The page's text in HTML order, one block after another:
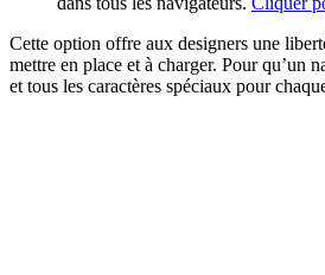
Cette option offre aux designers une
mettre en place et à charger. Pour qu’un
et tous les caractères spéciaux pour